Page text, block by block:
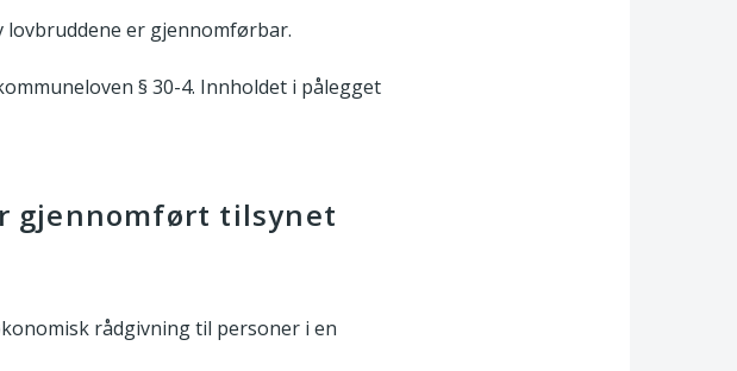
er gjennomførbar.
§ 30-4. Innholdet i pålegget
gjennomført tilsynet
rådgivning til personer i en